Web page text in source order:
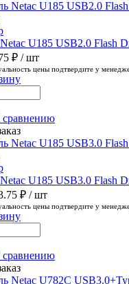
U185 USB2.0 Flash
₽ / шт
цены подтвердите у
U185 USB3.0 Flash
₽ / шт
цены подтвердите у